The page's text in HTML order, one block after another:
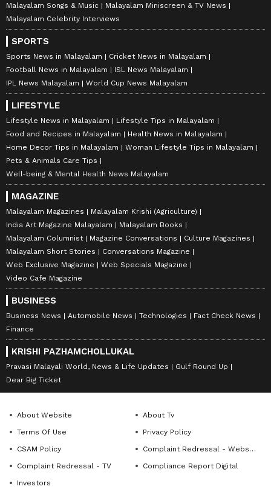
Malayalam Songs & Music
Malayalam Miniscreen & TV News
Malayalam Celebrity Interviews
SPORTS
Sports News in Malayalam
Cricket News in Malayalam
Football News in Malayalam
ISL News Malayalam
IPL News Malayalam
World Cup News Malayalam
LIFESTYLE
Lifestyle News in Malayalam
Lifestyle Tips in Malayalam
Food and Recipes in Malayalam
Health News in Malayalam
Home Decor Tips in Malayalam
Woman Lifestyle Tips in Malayalam
Pets & Animals Care Tips
Well-being & Mental Health News Malayalam
MAGAZINE
Malayalam Magazines
Malayalam Krishi (Agriculture)
India Art Magazine Malayalam
Malayalam Books
Malayalam Columnist
Magazine Conversations
Culture Magazines
Malayalam Short Stories
Conversations Magazine
Web Exclusive Magazine
Web Specials Magazine
Video Cafe Magazine
BUSINESS
Business News Automobile News Technologies
Fact Check News
Finance
KRISHI PAZHAMCHOLLUKAL
Pravasi Malayali World, News & Life Updates
Gulf Round Up
Dear Big Ticket
About Website
About Tv
Terms Of Use
Privacy Policy
CSAM Policy
Complaint Redressal - Website
Complaint Redressal - TV
Compliance Report Digital
Investors